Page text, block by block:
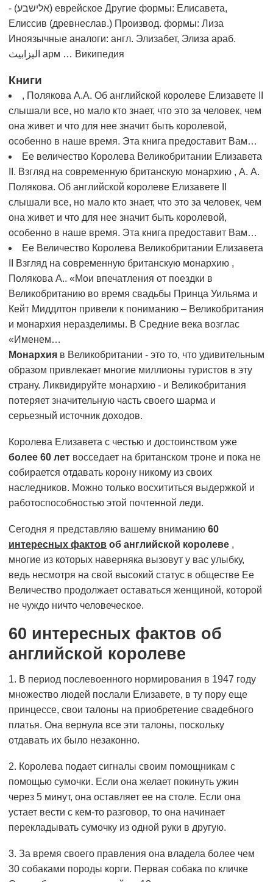
- (אלישבע) еврейское Другие формы: Елисавета,
Елиссив (древнеслав.) Производ. формы: Лиза
Иноязычные аналоги: англ. Элизабет, Элиза араб.
اليزابيث‎‎ арм … Википедия
Книги
, Полякова А.А. Об английской королеве Елизавете II
слышали все, но мало кто знает, что это за человек, чем
она живет и что для нее значит быть королевой,
особенно в наше время. Эта книга предоставит Вам…
Ее величество Королева Великобритании Елизавета
II. Взгляд на современную британскую монархию , А. А.
Полякова. Об английской королеве Елизавете II
слышали все, но мало кто знает, что это за человек, чем
она живет и что для нее значит быть королевой,
особенно в наше время. Эта книга предоставит Вам…
Ее Величество Королева Великобритании Елизавета
II Взгляд на современную британскую монархию ,
Полякова А.. «Мои впечатления от поездки в
Великобританию во время свадьбы Принца Уильяма и
Кейт Миддлтон привели к пониманию – Великобритания
и монархия неразделимы. В Средние века возглас
«Именем…
Монархия в Великобритании - это то, что удивительным
образом привлекает многие миллионы туристов в эту
страну. Ликвидируйте монархию - и Великобритания
потеряет значительную часть своего шарма и
серьезный источник доходов.
Королева Елизавета с честью и достоинством уже
более 60 лет восседает на британском троне и пока не
собирается отдавать корону никому из своих
наследников. Можно только восхититься выдержкой и
работоспособностью этой почтенной леди.
Сегодня я представляю вашему вниманию 60
интересных фактов об английской королеве ,
многие из которых наверняка вызовут у вас улыбку,
ведь несмотря на свой высокий статус в обществе Ее
Величество продолжает оставаться женщиной, которой
не чуждо ничто человеческое.
60 интересных фактов об
английской королеве
1. В период послевоенного нормирования в 1947 году
множество людей послали Елизавете, в ту пору еще
принцессе, свои талоны на приобретение свадебного
платья. Она вернула все эти талоны, поскольку
отдавать их было незаконно.
2. Королева подает сигналы своим помощникам с
помощью сумочки. Если она желает покинуть ужин
через 5 минут, она оставляет ее на столе. Если она
устает вести с кем-то разговор, то она начинает
перекладывать сумочку из одной руки в другую.
3. За время своего правления она владела более чем
30 собаками породы корги. Первая собака по кличке